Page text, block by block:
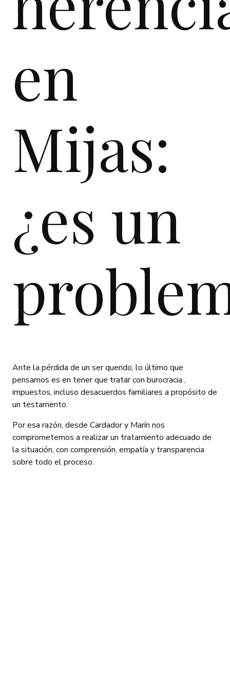
en
Mijas:
¿es un
Ante la pérdida de un ser querido, lo último que
pensamos es en tener que tratar con burocracia ,
impuestos, incluso desacuerdos familiares a propósito de
un testamento.
Por esa razón, desde Cardador y Marín nos
comprometemos a realizar un tratamiento adecuado de
la situación, con comprensión, empatía y transparencia
sobre todo el proceso.